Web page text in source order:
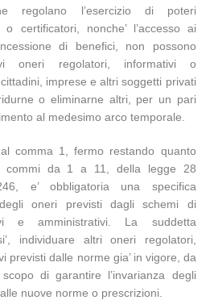
regolano l’esercizio di poteri
certificatori, nonche’ l’accesso ai
di benefici, non possono
oneri regolatori, informativi o
imprese e altri soggetti privati
o eliminarne altri, per un pari
al medesimo arco temporale.
comma 1, fermo restando quanto
commi da 1 a 11, della legge 28
e’ obbligatoria una specifica
oneri previsti dagli schemi di
e amministrativi. La suddetta
individuare altri oneri regolatori,
previsti dalle norme gia’ in vigore, da
di garantire l’invarianza degli
nuove norme o prescrizioni.